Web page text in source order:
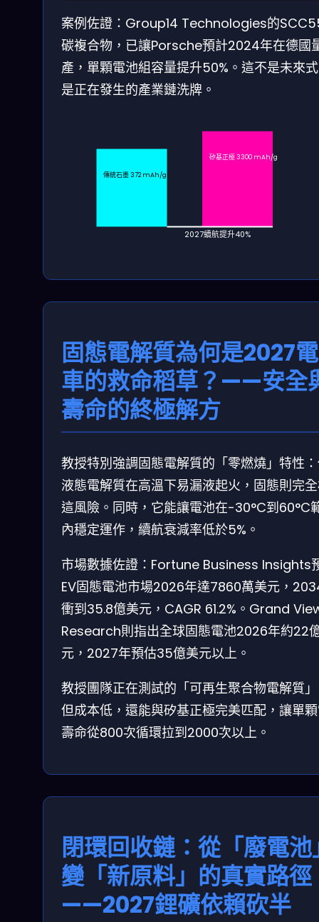
案例佐證：Group14 Technologies的
碳複合物，已讓Porsche預計2024年在德國
產，單顆電池組容量提升50%。這不是未來
是正在發生的產業鏈洗牌。
傳統石墨 372 mAh/g
矽基正極 3300 mAh/g
2027續航提升40%
固態電解質為何是2027
車的救命稻草？——安全
壽命的終極解方
教授特別強調固態電解質的「零燃燒」特性
液態電解質在高溫下易漏液起火，固態則完
這風險。同時，它能讓電池在-30°C到60°C
內穩定運作，續航衰減率低於5%。
市場數據佐證：Fortune Business Insights
EV固態電池市場2026年達7860萬美元，
衝到35.8億美元，CAGR 61.2%。Grand
Research則指出全球固態電池2026年約22
元，2027年預估35億美元以上。
教授團隊正在測試的「可再生聚合物電解質
但成本低，還能與矽基正極完美匹配，讓單
壽命從800次循環拉到2000次以上。
閉環回收鏈：從「廢電池
變「新原料」的真實路徑
——2027鋰礦依賴砍半